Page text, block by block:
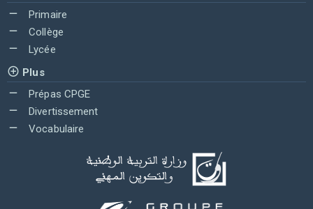
Primaire
Collège
Lycée
Plus
Prépas CPGE
Divertissement
Vocabulaire